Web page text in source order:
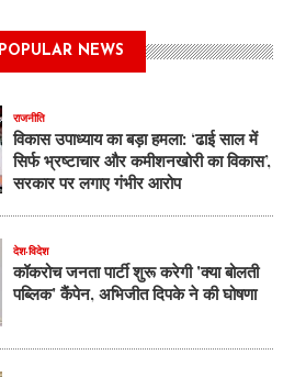
POPULAR NEWS
राजनीति
विकास उपाध्याय का बड़ा हमला: ‘ढाई साल में
सिर्फ भ्रष्टाचार और कमीशनखोरी का विकास’,
सरकार पर लगाए गंभीर आरोप
देश-विदेश
कॉकरोच जनता पार्टी शुरू करेगी 'क्या बोलती
पब्लिक' कैंपेन, अभिजीत दिपके ने की घोषणा